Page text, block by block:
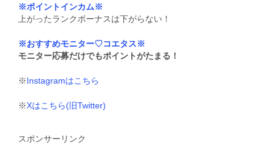
※ポイントインカム※
上がったランクボーナスは下がらない！
※おすすめモニター♡コエタス※
モニター応募だけでもポイントがたまる！
※Instagramはこちら
※Xはこちら(旧Twitter)
スポンサーリンク